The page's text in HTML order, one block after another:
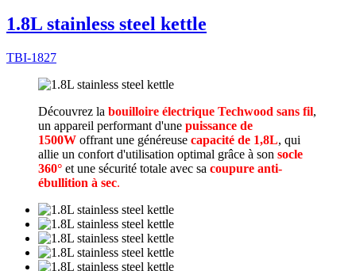
1.8L stainless steel kettle
TBI-1827
Découvrez la bouilloire électrique Techwood sans fil,
un appareil performant d'une puissance de
1500W offrant une généreuse capacité de 1,8L, qui
allie un confort d'utilisation optimal grâce à son socle
360° et une sécurité totale avec sa coupure anti-
ébullition à sec.